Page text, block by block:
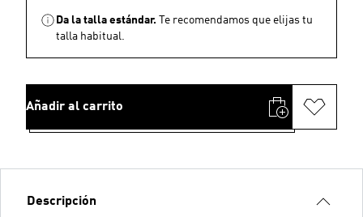
Da la talla estándar.
Te recomendamos que elijas tu
talla habitual.
Añadir al carrito
Descripción